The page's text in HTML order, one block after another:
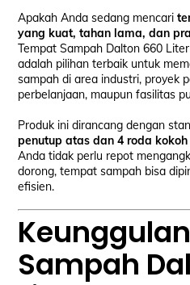
Apakah Anda sedang mencari
yang kuat, tahan lama, dan
Tempat Sampah Dalton 660
adalah pilihan terbaik untuk
sampah di area industri, proyek
perbelanjaan, maupun fasilitas
Produk ini dirancang dengan
penutup atas dan 4 roda kokoh
Anda tidak perlu repot
dorong, tempat sampah bisa
efisien.
Sampah